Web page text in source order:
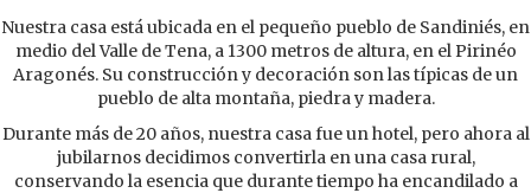
Nuestra casa está ubicada en el pequeño pueblo de Sandiniés, en
medio del Valle de Tena, a 1300 metros de altura, en el Pirinéo
Aragonés. Su construcción y decoración son las típicas de un
pueblo de alta montaña, piedra y madera.
Durante más de 20 años, nuestra casa fue un hotel, pero ahora al
jubilarnos decidimos convertirla en una casa rural,
conservando la esencia que durante tiempo ha encandilado a